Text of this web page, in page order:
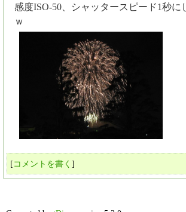
感度ISO-50、シャッタースピード1秒
ｗ
[コメントを書く ]